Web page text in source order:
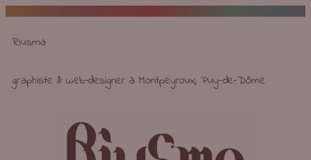
Aller
contenu
Riusma
graphiste & web-designer à Montpeyroux, Puy-de-Dôme